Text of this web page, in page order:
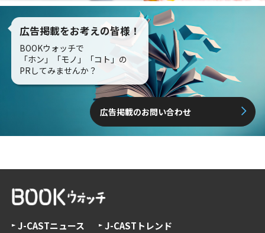
広告掲載をお考えの皆様！
BOOKウォッチで
「ホン」「モノ」「コト」の
PRしてみませんか？
広告掲載のお問い合わせ
J-CASTニュース
J-CASTトレンド